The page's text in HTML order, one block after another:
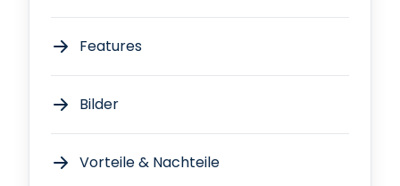
Features
Bilder
Vorteile & Nachteile